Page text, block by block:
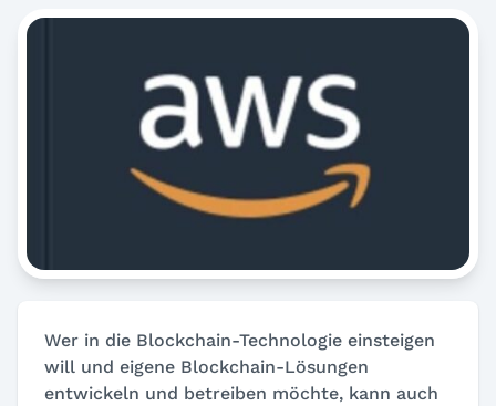
Wer in die Blockchain-Technologie einsteigen
will und eigene Blockchain-Lösungen
entwickeln und betreiben möchte, kann auch